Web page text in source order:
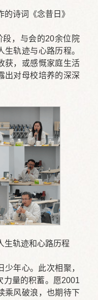
诗词《念昔日》
段，与会的20余位院
轨迹与心路历程。
获，或感慨家庭生活
出对母校培养的深深
生轨迹和心路历程
年心。此次相聚，
力量的积蓄。愿2001
乘风破浪，也期待下